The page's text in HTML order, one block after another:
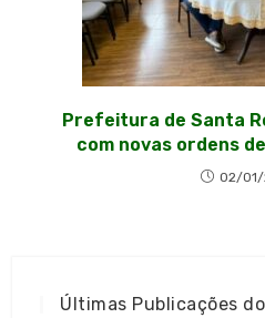
Prefeitura de Santa
com novas ordens
02/01/
Últimas Publicações do